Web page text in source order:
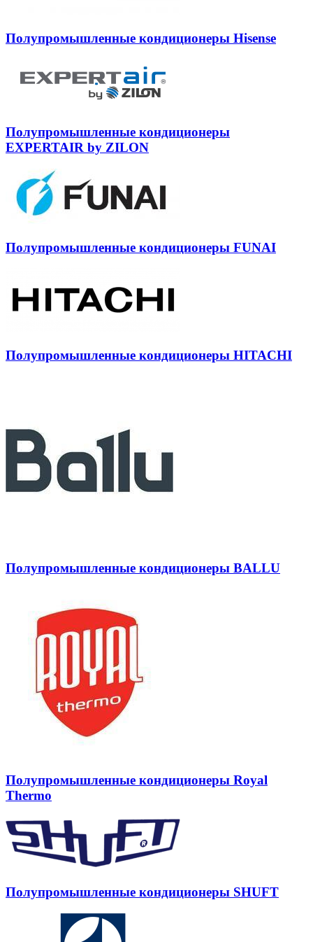
Полупромышленные кондиционеры Hisense
Полупромышленные кондиционеры
EXPERTAIR by ZILON
Полупромышленные кондиционеры FUNAI
Полупромышленные кондиционеры HITACHI
Полупромышленные кондиционеры BALLU
Полупромышленные кондиционеры Royal
Thermo
Полупромышленные кондиционеры SHUFT